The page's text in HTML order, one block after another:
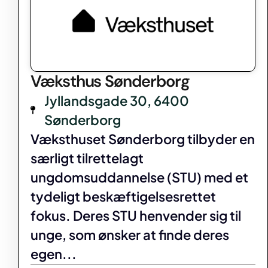
Væksthus Sønderborg
Jyllandsgade 30, 6400
Sønderborg
Væksthuset Sønderborg tilbyder en
særligt tilrettelagt
ungdomsuddannelse (STU) med et
tydeligt beskæftigelsesrettet
fokus. Deres STU henvender sig til
unge, som ønsker at finde deres
egen...